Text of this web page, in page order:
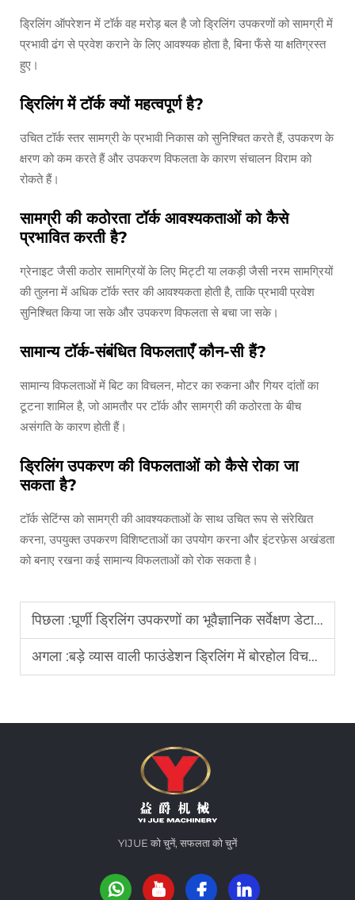
ड्रिलिंग ऑपरेशन में टॉर्क वह मरोड़ बल है जो ड्रिलिंग उपकरणों को सामग्री में
प्रभावी ढंग से प्रवेश कराने के लिए आवश्यक होता है, बिना फँसे या क्षतिग्रस्त
हुए।
ड्रिलिंग में टॉर्क क्यों महत्वपूर्ण है?
उचित टॉर्क स्तर सामग्री के प्रभावी निकास को सुनिश्चित करते हैं, उपकरण के
क्षरण को कम करते हैं और उपकरण विफलता के कारण संचालन विराम को
रोकते हैं।
सामग्री की कठोरता टॉर्क आवश्यकताओं को कैसे
प्रभावित करती है?
ग्रेनाइट जैसी कठोर सामग्रियों के लिए मिट्टी या लकड़ी जैसी नरम सामग्रियों
की तुलना में अधिक टॉर्क स्तर की आवश्यकता होती है, ताकि प्रभावी प्रवेश
सुनिश्चित किया जा सके और उपकरण विफलता से बचा जा सके।
सामान्य टॉर्क-संबंधित विफलताएँ कौन-सी हैं?
सामान्य विफलताओं में बिट का विचलन, मोटर का रुकना और गियर दांतों का
टूटना शामिल है, जो आमतौर पर टॉर्क और सामग्री की कठोरता के बीच
असंगति के कारण होती हैं।
ड्रिलिंग उपकरण की विफलताओं को कैसे रोका जा
सकता है?
टॉर्क सेटिंग्स को सामग्री की आवश्यकताओं के साथ उचित रूप से संरेखित
करना, उपयुक्त उपकरण विशिष्टताओं का उपयोग करना और इंटरफ़ेस अखंडता
को बनाए रखना कई सामान्य विफलताओं को रोक सकता है।
पिछला :घूर्णी ड्रिलिंग उपकरणों का भूवैज्ञानिक सर्वेक्षण डेटा के साथ मिलान
अगला :बड़े व्यास वाली फाउंडेशन ड्रिलिंग में बोरहोल विचलन का प्रबंधन
YIJUE को चुनें, सफलता को चुनें